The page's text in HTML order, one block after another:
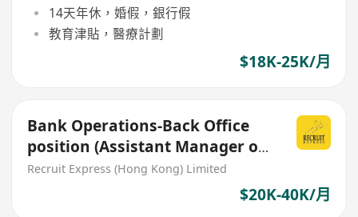
14天年休，婚假，銀行假
教育津貼，醫療計劃
$18K-25K/月
Bank Operations-Back Office
position (Assistant Manager or
Deputy Manager)
Recruit Express (Hong Kong) Limited
$20K-40K/月